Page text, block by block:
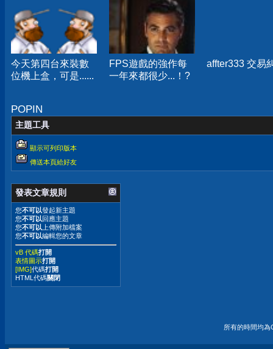
今天第四台來裝數
位機上盒，可是......
FPS遊戲的強作每
一年來都很少...！?
affter333 交易
POPIN
主題工具
顯示可列印版本
傳送本頁給好友
發表文章規則
您不可以發起新主題
您不可以 回應主題
您不可以 上傳附加檔案
您不可以編輯您的文章
vB 代碼打開
表情圖示打開
[IMG]代碼打開
HTML代碼關閉
所有的時間均為